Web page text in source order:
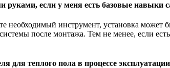
руками, если у меня есть базовые навыки
инструмент, установка может
после монтажа. Тем не менее, если
для теплого пола в процессе